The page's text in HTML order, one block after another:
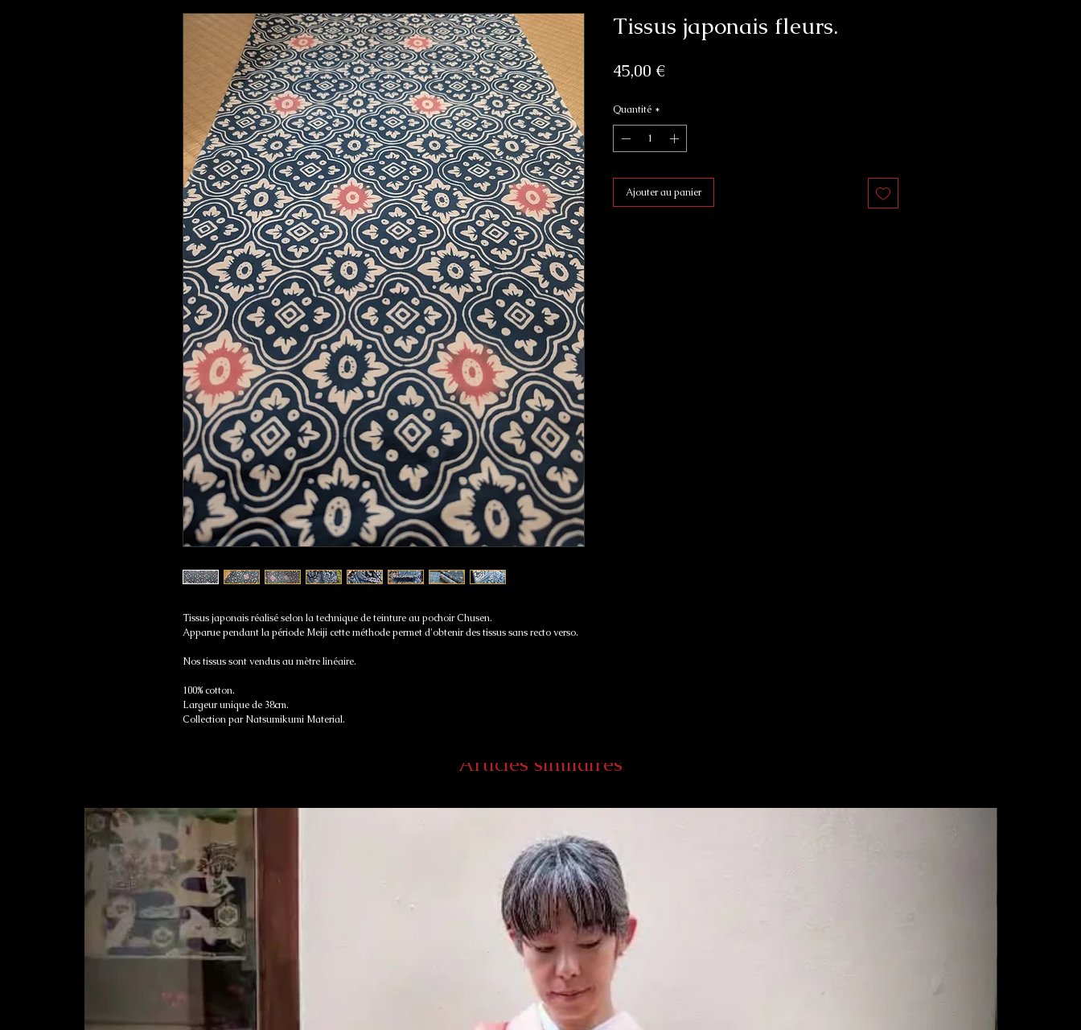
Articles similaires
Tissus japonais réalisé selon la technique de teinture au pochoir Chusen.
Apparue pendant la période Meiji cette méthode permet d'obtenir des tissus sans recto verso.
Nos tissus sont vendus au mètre linéaire.
100% cotton.
Largeur unique de 38cm.
Collection par Natsumikumi Material.
Tissus japonais fleurs.
45,00 €Prix
Quantité *
Ajouter au panier